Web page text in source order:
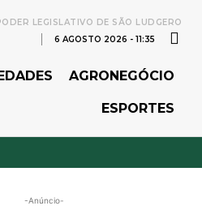
LEGISLATIVO DE SÃO LUDGERO
6 AGOSTO 2026 - 11:35
AGRONEGÓCIO
ESPORTES
-Anúncio-